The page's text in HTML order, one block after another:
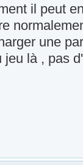
il peut
une
jeu là , pas